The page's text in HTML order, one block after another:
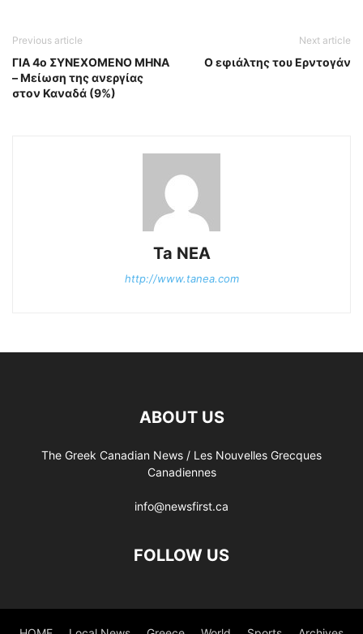
Previous article
ΓΙΑ 4ο ΣΥΝΕΧΟΜΕΝΟ ΜΗΝΑ
– Μείωση της ανεργίας
στον Καναδά (9%)
Next article
Ο εφιάλτης του Ερντογάν
Ta NEA
http://www.tanea.com
ABOUT US
The Greek Canadian News / Les Nouvelles Grecques
Canadiennes
info@newsfirst.ca
FOLLOW US